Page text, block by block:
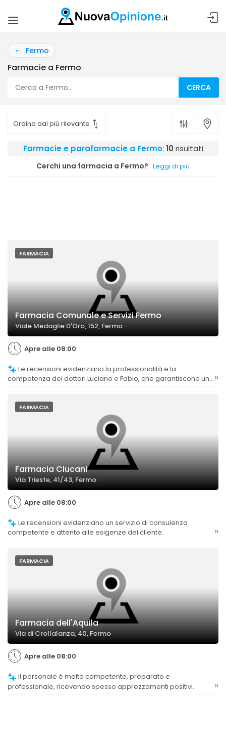
Fermo
Farmacie a Fermo
CERCA
Farmacie e parafarmacie a Fermo: 10 risultati
Cerchi una farmacia a Fermo? Leggi di più
FARMACIA
Farmacia Comunale e Servizi Fermo
Viale Medaglie D'Oro, 152, Fermo
Apre alle 08:00
competenza dei dottori Luciano e Fabio, che garantiscono un
»
FARMACIA
Farmacia Ciucani
Via Trieste, 41/43, Fermo
Apre alle 08:00
competente e attento alle esigenze del cliente.
»
FARMACIA
Farmacia dell'Aquila
Via di Crollalanza, 40, Fermo
Apre alle 08:00
professionale, ricevendo spesso apprezzamenti positivi.
»